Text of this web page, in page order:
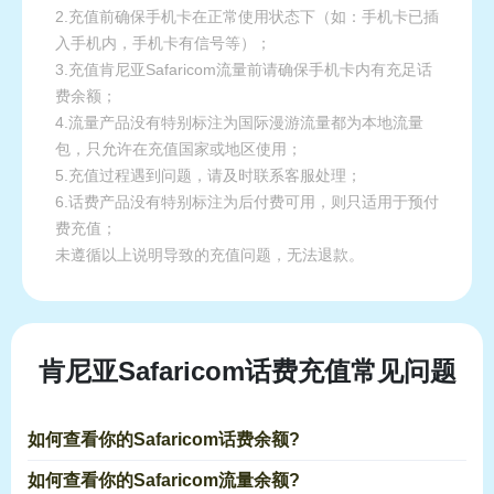
2.充值前确保手机卡在正常使用状态下（如：手机卡已插
入手机内，手机卡有信号等）；
3.充值肯尼亚Safaricom流量前请确保手机卡内有充足话
费余额；
4.流量产品没有特别标注为国际漫游流量都为本地流量
包，只允许在充值国家或地区使用；
5.充值过程遇到问题，请及时联系客服处理；
6.话费产品没有特别标注为后付费可用，则只适用于预付
费充值；
未遵循以上说明导致的充值问题，无法退款。
肯尼亚Safaricom话费充值常见问题
如何查看你的Safaricom话费余额?
如何查看你的Safaricom流量余额?